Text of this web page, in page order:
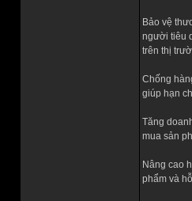
Bảo vệ
người tiêu
trên thị
Chống
giúp hạn
Tăng
mua sản
Nâng cao
phẩm và